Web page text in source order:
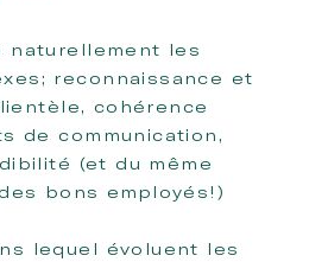
naturellement les
reconnaissance et
cohérence
de communication,
(et du même
bons employés!)
lequel évoluent les